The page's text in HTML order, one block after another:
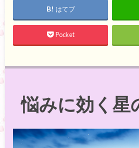
はてブ
Pocket
悩みに効く星